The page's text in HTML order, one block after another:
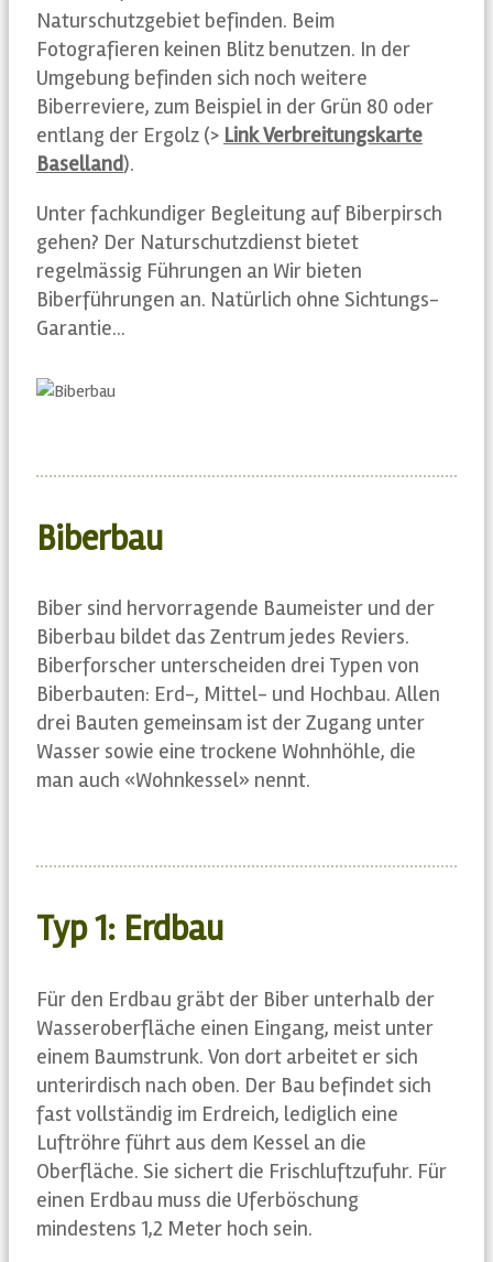
Naturschutzgebiet befinden. Beim
Fotografieren keinen Blitz benutzen. In der
Umgebung befinden sich noch weitere
Biberreviere, zum Beispiel in der Grün 80 oder
entlang der Ergolz (> Link Verbreitungskarte
Baselland).
Unter fachkundiger Begleitung auf Biberpirsch
gehen? Der Naturschutzdienst bietet
regelmässig Führungen an Wir bieten
Biberführungen an. Natürlich ohne Sichtungs-
Garantie…
Biberbau
Biber sind hervorragende Baumeister und der
Biberbau bildet das Zentrum jedes Reviers.
Biberforscher unterscheiden drei Typen von
Biberbauten: Erd-, Mittel- und Hochbau. Allen
drei Bauten gemeinsam ist der Zugang unter
Wasser sowie eine trockene Wohnhöhle, die
man auch «Wohnkessel» nennt.
Typ 1: Erdbau
Für den Erdbau gräbt der Biber unterhalb der
Wasseroberfläche einen Eingang, meist unter
einem Baumstrunk. Von dort arbeitet er sich
unterirdisch nach oben. Der Bau befindet sich
fast vollständig im Erdreich, lediglich eine
Luftröhre führt aus dem Kessel an die
Oberfläche. Sie sichert die Frischluftzufuhr. Für
einen Erdbau muss die Uferböschung
mindestens 1,2 Meter hoch sein.